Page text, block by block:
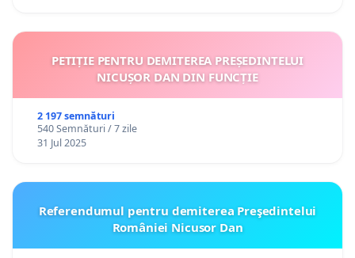
PETIȚIE PENTRU DEMITEREA PREȘEDINTELUI
NICUȘOR DAN DIN FUNCȚIE
2 197 semnături
540 Semnături / 7 zile
31 Jul 2025
Referendumul pentru demiterea Preşedintelui
României Nicusor Dan